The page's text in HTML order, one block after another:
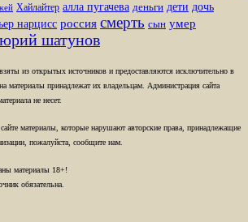
Хайлайтер алла пугачева деньги дети дочь
нарцисс россия смерть сын умер
юрий шатунов
из открытых источников и предоставляются исключительно в
материалы принадлежат их владельцам. Администрация сайта
не несет.
материалы, которые нарушают авторские права, принадлежащие
пожалуйста, сообщите нам.
материалы 18+!
обязательна.